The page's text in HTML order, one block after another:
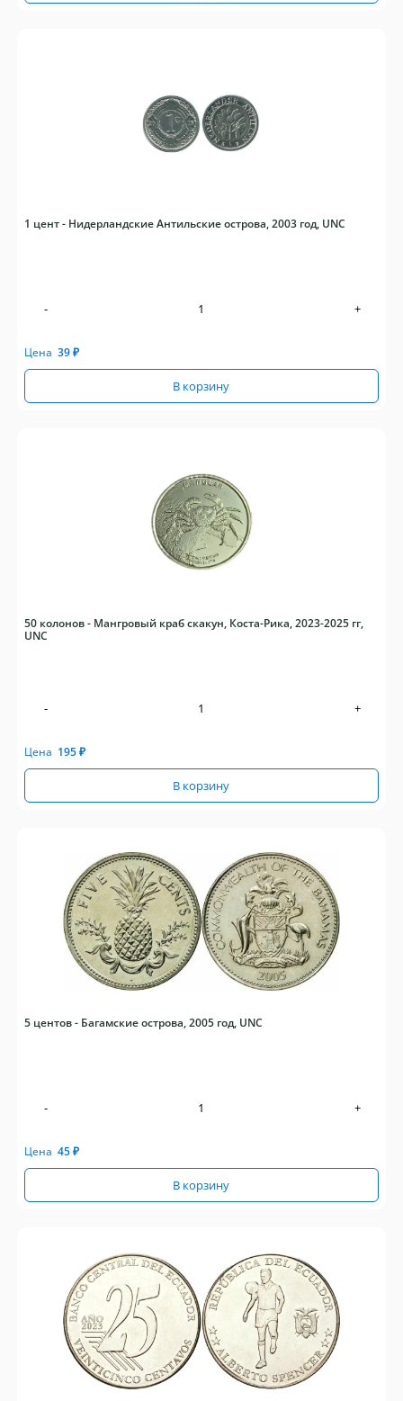
1 цент - Нидерландские Антильские острова, 2003 год, UNC
- +
Цена 39₽
В корзину
50 колонов - Мангровый краб скакун, Коста-Рика, 2023-2025 гг,
UNC
- +
Цена 195₽
В корзину
5 центов - Багамские острова, 2005 год, UNC
- +
Цена 45₽
В корзину